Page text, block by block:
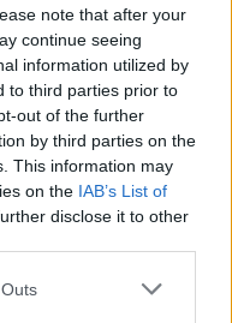
note that after your
continue seeing
information utilized by
to third parties prior to
out of the further
by third parties on the
This information may
on the IAB’s List of
disclose it to other
one or more Google
# FOTÓK
#AUTIZMUS